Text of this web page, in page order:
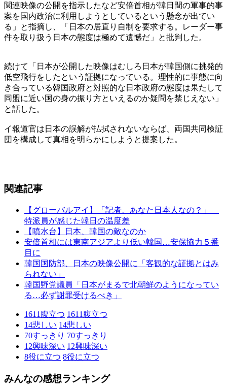
関連映像の公開を指示したなど安倍首相が韓日間の軍事的事
案を国内政治に利用しようとしているという懸念が出てい
る」と指摘し、「日本の居直り自制を要求する。レーダー事
件を取り扱う日本の態度は極めて遺憾だ」と批判した。
続けて「日本が公開した映像はむしろ日本が韓国側に挑発的
低空飛行をしたという証拠になっている。理性的に事態に向
き合っている韓国政府と対照的な日本政府の態度は果たして
同盟に近い国の身の振り方といえるのか疑問を禁じえない」
と話した。
イ報道官は日本の誤解が払拭されないならば、両国共同検証
団を構成して真相を明らかにしようと提案した。
関連記事
【グローバルアイ】「記者、あなた日本人なの？」
特派員が感じた韓日の温度差
【噴水台】日本、韓国の敵なのか
安倍首相には東南アジアより低い韓国…安保協力５番
目に
韓国国防部、日本の映像公開に「客観的な証拠とはみ
られない」
韓国野党議員「日本がまるで北朝鮮のようになってい
る…必ず謝罪受けるべき」
1611 腹立つ 1611 腹立つ
14悲しい 14悲しい
70すっきり 70すっきり
12興味深い 12興味深い
8役に立つ 8役に立つ
みんなの感想ランキング